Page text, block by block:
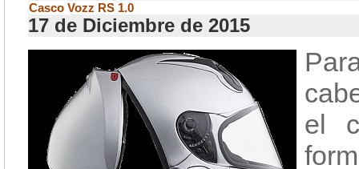
Casco Vozz RS 1.0
17 de Diciembre de 2015
el